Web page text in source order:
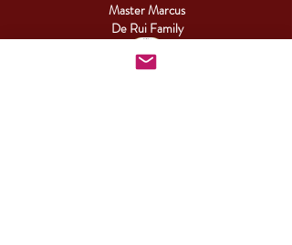
Master Marcus
De Rui Family